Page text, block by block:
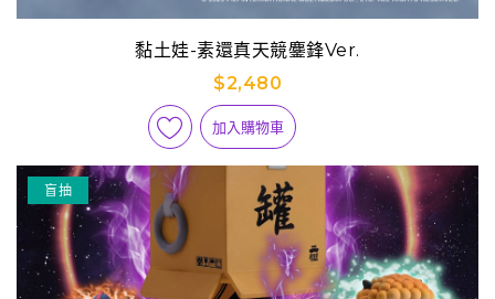
黏土娃-素還真天競鏖鋒Ver.
$2,480
加入購物車
盲抽